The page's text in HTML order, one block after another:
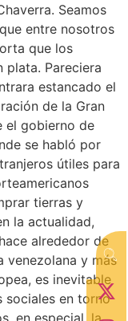
Seamos
entre nosotros
que los
plata. Pareciera
estancado el
de la Gran
el gobierno de
se habló por
útiles para
tierras y
la actualidad,
alrededor de
venezolana y más
es inevitable
sociales en torno
en especial, la